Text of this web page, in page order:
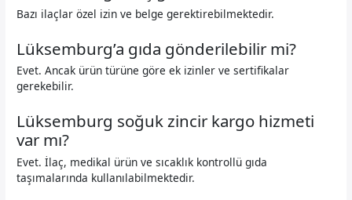
Bazı ilaçlar özel izin ve belge gerektirebilmektedir.
Lüksemburg’a gıda gönderilebilir mi?
Evet. Ancak ürün türüne göre ek izinler ve sertifikalar
gerekebilir.
Lüksemburg soğuk zincir kargo hizmeti
var mı?
Evet. İlaç, medikal ürün ve sıcaklık kontrollü gıda
taşımalarında kullanılabilmektedir.